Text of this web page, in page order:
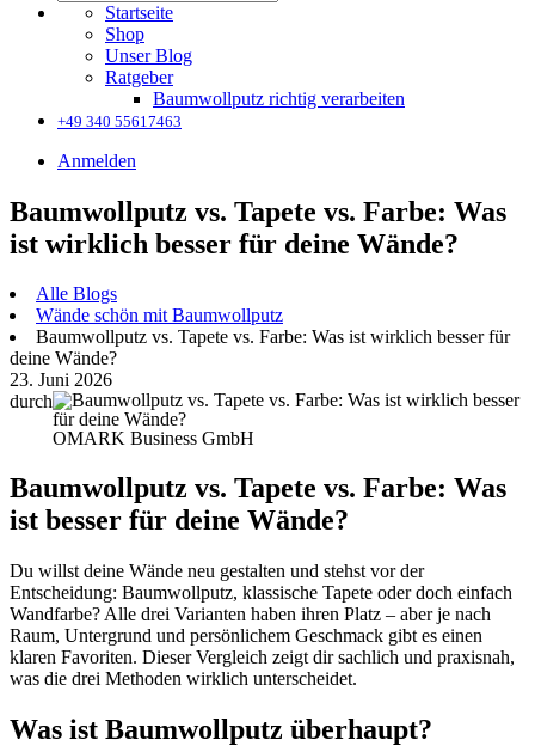
Startseite
Shop
Unser Blog
Ratgeber
Baumwollputz richtig verarbeiten
+49 340 55617463
Anmelden
Baumwollputz vs. Tapete vs. Farbe: Was
ist wirklich besser für deine Wände?
Alle Blogs
Wände schön mit Baumwollputz
Baumwollputz vs. Tapete vs. Farbe: Was ist wirklich besser für
deine Wände?
23. Juni 2026
durch
OMARK Business GmbH
Baumwollputz vs. Tapete vs. Farbe: Was
ist besser für deine Wände?
Du willst deine Wände neu gestalten und stehst vor der
Entscheidung: Baumwollputz, klassische Tapete oder doch einfach
Wandfarbe? Alle drei Varianten haben ihren Platz – aber je nach
Raum, Untergrund und persönlichem Geschmack gibt es einen
klaren Favoriten. Dieser Vergleich zeigt dir sachlich und praxisnah,
was die drei Methoden wirklich unterscheidet.
Was ist Baumwollputz überhaupt?